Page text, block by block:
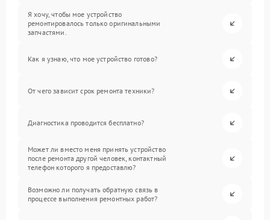
Я хочу, чтобы мое устройство
ремонтировалось только оригинальными
запчастями.
Как я узнаю, что мое устройство готово?
От чего зависит срок ремонта техники?
Диагностика проводится бесплатно?
Может ли вместо меня принять устройство
после ремонта другой человек, контактный
телефон которого я предоставлю?
Возможно ли получать обратную связь в
процессе выполнения ремонтных работ?